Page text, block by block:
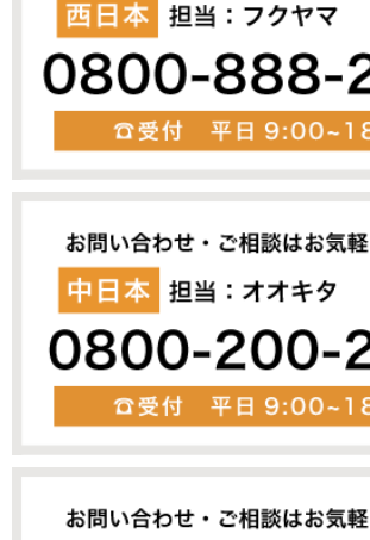
当社は、個人情報に関して適用される法
令、規範を遵守するとともに、お客様の個
人情報の保護をさらに徹底するため、上記
各項における取組みを必要に応じて見直
し、改善します。
7.お問い合せ
本方針の内容に対するお問い合わせは、こ
ちらにお願い致します。